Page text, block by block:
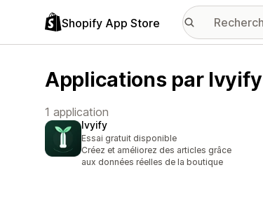
Shopify App Store
Applications par Ivyify
1 application
Ivyify
Essai gratuit disponible
Créez et améliorez des articles grâce
aux données réelles de la boutique